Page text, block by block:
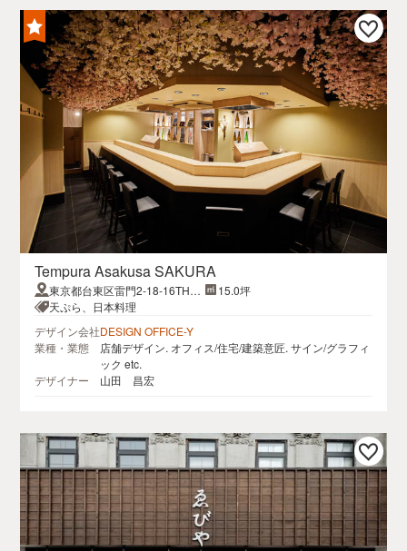
Tempura Asakusa SAKURA
東京都台東区雷門2-18-16THE
CITY 浅草雷門 7F
15.0坪
天ぷら、日本料理
デザイン会社DESIGN OFFICE-Y
業種・業態
店舗デザイン. オフィス/住宅/建築意匠. サイン/グラフィ
ック etc.
デザイナー
山田 昌宏